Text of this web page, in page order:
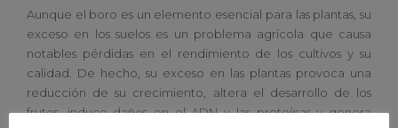
Aunque el boro es un elemento esencial para las plantas, su
exceso en los suelos es un problema agrícola que causa
notables pérdidas en el rendimiento de los cultivos y su
calidad. De hecho, su exceso en las plantas provoca una
reducción de su crecimiento, altera el desarrollo de los
frutos, induce daños en el ADN y las proteínas y genera